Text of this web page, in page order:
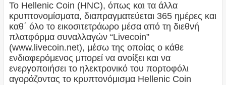
Το Hellenic Coin (HNC), όπως και τα άλλα
κρυπτονομίσματα, διαπραγματεύεται 365 ημέρες και
καθ΄ όλο το εικοσιτετράωρο μέσα από τη διεθνή
πλατφόρμα συναλλαγών “Livecoin”
(www.livecoin.net), μέσω της οποίας ο κάθε
ενδιαφερόμενος μπορεί να ανοίξει και να
ενεργοποιήσει το ηλεκτρονικό του πορτοφόλι
αγοράζοντας το κρυπτονόμισμα Hellenic Coin